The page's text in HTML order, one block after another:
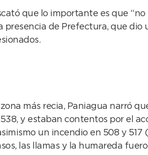
que lo importante es que
presencia de Prefectura, que dio
más recia, Paniagua narró
y estaban contentos por el
un incendio en 508 y
las llamas y la humareda